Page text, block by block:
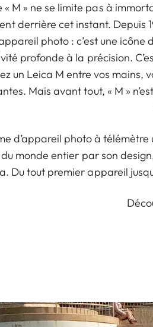
M » ne se limite pas à
derrière cet instant. Depuis
photo : c’est une
profonde à la précision.
un Leica M entre vos mains,
Mais avant tout, « M »
d’appareil photo à
monde entier par son
Du tout premier appareil